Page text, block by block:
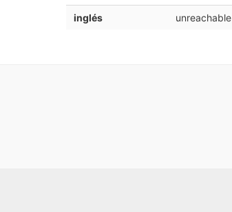
inglés unreachable